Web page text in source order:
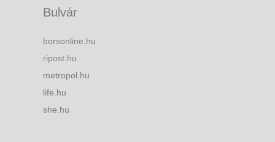
Bulvár
borsonline.hu
ripost.hu
metropol.hu
life.hu
she.hu